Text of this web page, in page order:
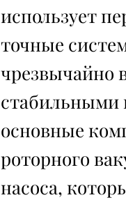
использует
точные
чрезвычайно
стабильными
основные
роторного
насоса,